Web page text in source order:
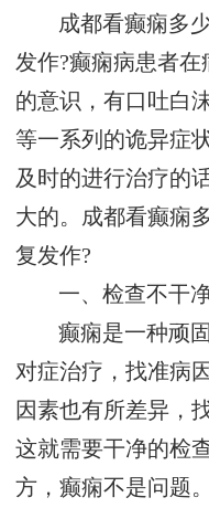
成都看癫痫多
发作?癫痫病患者
的意识，有口吐白
等一系列的诡异症
及时的进行治疗的
大的。成都看癫痫
复发作?
一、检查不干
癫痫是一种顽
对症治疗，找准病
因素也有所差异，
这就需要干净的检
方，癫痫不是问题。